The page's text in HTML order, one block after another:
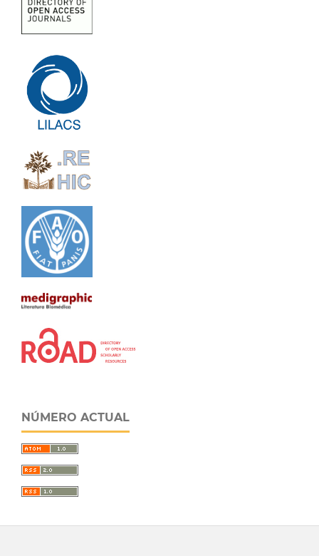
NÚMERO ACTUAL